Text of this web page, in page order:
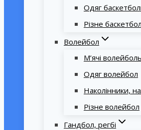
Одяг
Різне баскетбол
Волейбол
М’ячі
Одяг волейбол
Наколінники,
Різне волейбол
Гандбол, регбі